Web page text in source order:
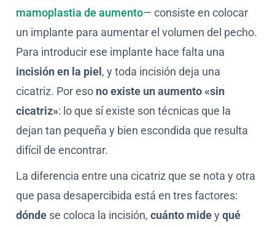
mamoplastia de aumento— consiste en colocar
un implante para aumentar el volumen del pecho.
Para introducir ese implante hace falta una
incisión en la piel, y toda incisión deja una
cicatriz. Por eso no existe un aumento «sin
cicatriz»: lo que sí existe son técnicas que la
dejan tan pequeña y bien escondida que resulta
difícil de encontrar.
La diferencia entre una cicatriz que se nota y otra
que pasa desapercibida está en tres factores:
dónde se coloca la incisión, cuánto mideyqué